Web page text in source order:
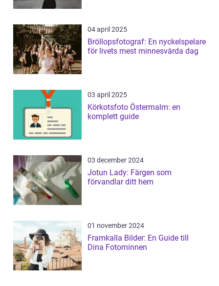
04 april 2025
Bröllopsfotograf: En nyckelspelare
för livets mest minnesvärda dag
03 april 2025
Körkotsfoto Östermalm: en
komplett guide
03 december 2024
Jotun Lady: Färgen som
förvandlar ditt hem
01 november 2024
Framkalla Bilder: En Guide till
Dina Fotominnen